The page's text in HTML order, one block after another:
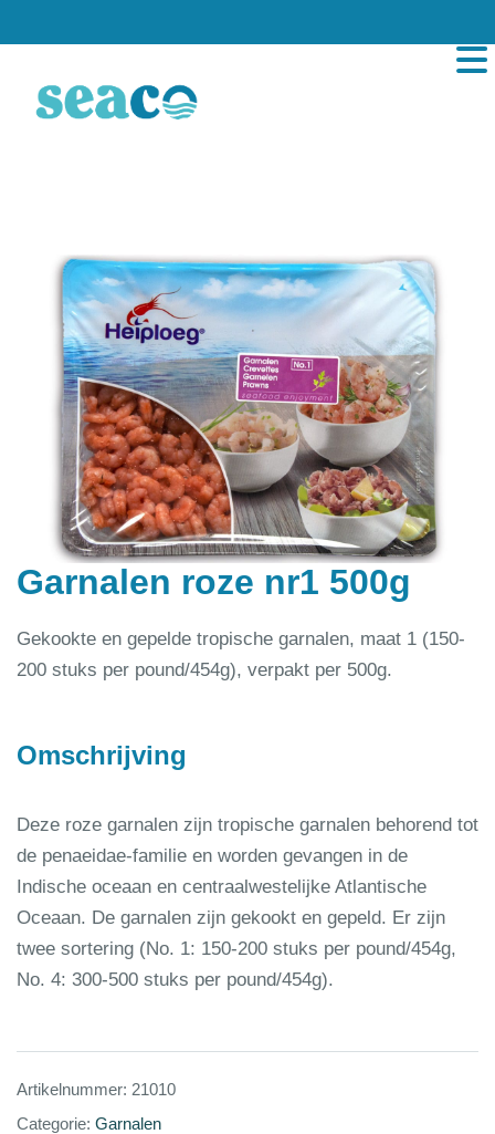
Garnalen roze nr1 500g
Gekookte en gepelde tropische garnalen, maat 1 (150-
200 stuks per pound/454g), verpakt per 500g.
Omschrijving
Deze roze garnalen zijn tropische garnalen behorend tot
de penaeidae-familie en worden gevangen in de
Indische oceaan en centraalwestelijke Atlantische
Oceaan. De garnalen zijn gekookt en gepeld. Er zijn
twee sortering (No. 1: 150-200 stuks per pound/454g,
No. 4: 300-500 stuks per pound/454g).
Artikelnummer: 21010
Categorie: Garnalen